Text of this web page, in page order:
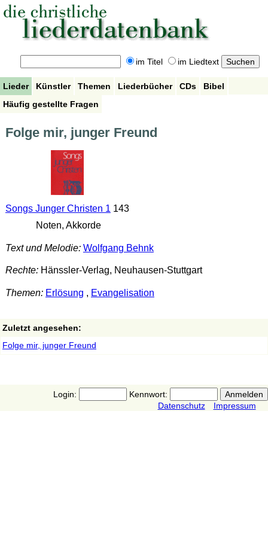
im Titel im Liedtext
Lieder Künstler Themen Liederbücher CDs
Bibel
Häufig gestellte Fragen
Folge mir, junger Freund
Songs Junger Christen 1 143
Noten, Akkorde
Text und Melodie: Wolfgang Behnk
Rechte:Hänssler-Verlag, Neuhausen-Stuttgart
Themen: Erlösung , Evangelisation
Zuletzt angesehen:
Folge mir, junger Freund
Login:
Kennwort:
Datenschutz
Impressum